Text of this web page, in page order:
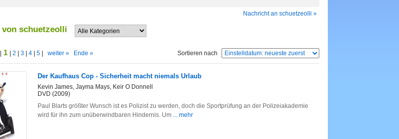
Nachricht an schuetzeolli »
von schuetzeolli
1 2 3 4 5 weiter » Ende » Sortieren nach
Der Kaufhaus Cop - Sicherheit macht niemals Urlaub
Kevin James, Jayma Mays, Keir O Donnell
DVD (2009)
Paul Blarts größter Wunsch ist es Polizist zu werden, doch die Sportprüfung an der Polizeiakademie
wird für ihn zum unüberwindbaren Hindernis. Um ... mehr